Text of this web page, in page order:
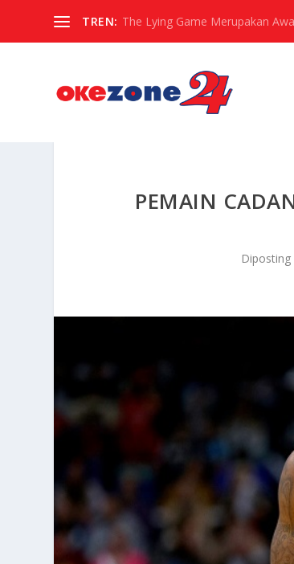
TREN: The Lying Game Merupakan
PEMAIN